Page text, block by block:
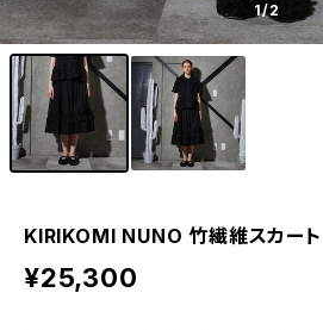
1/2
KIRIKOMI NUNO 竹繊維スカート
¥25,300